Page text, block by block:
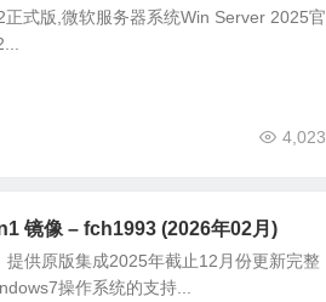
式版,微软服务器系统Win Server 2025官
4,023
镜像 – fch1993 (2026年02月)
供原版集成2025年截止12月份更新完整
操作系统的支持...